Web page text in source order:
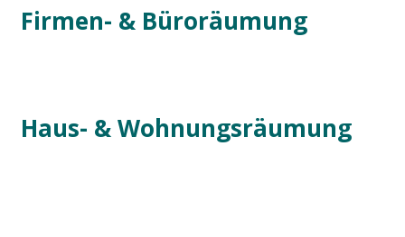
Firmen- & Büroräumung
Haus- & Wohnungsräumung